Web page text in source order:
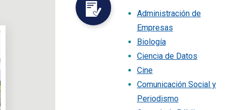
Administración de
Empresas
Biología
Ciencia de Datos
Cine
Comunicación Social y
Periodismo